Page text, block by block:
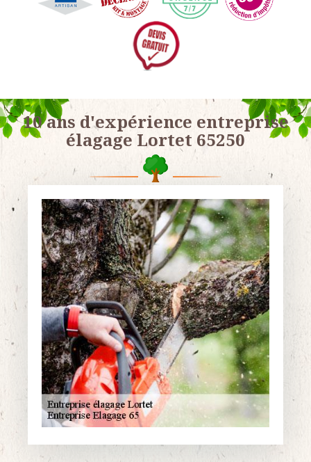
10 ans d'expérience entreprise
élagage Lortet 65250